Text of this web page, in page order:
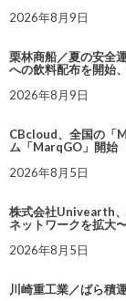
2026年8月9日
栗林商船／夏の安全
への飲料配布を開始
2026年8月9日
CBcloud、全国の「
ム「MarqGO」開始
2026年8月5日
株式会社Univearth
ネットワークを拡大
2026年8月5日
川崎重工業／ばら積